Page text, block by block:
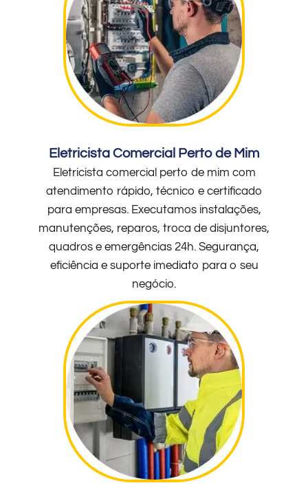
Eletricista Comercial Perto de Mim
Eletricista comercial perto de mim com
atendimento rápido, técnico e certificado
para empresas. Executamos instalações,
manutenções, reparos, troca de disjuntores,
quadros e emergências 24h. Segurança,
eficiência e suporte imediato para o seu
negócio.